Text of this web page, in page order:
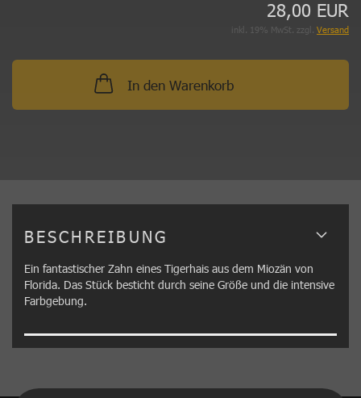
28,00 EUR
inkl. 19% MwSt. zzgl. Versand
In den Warenkorb
BESCHREIBUNG
Ein fantastischer Zahn eines Tigerhais aus dem Miozän von
Florida. Das Stück besticht durch seine Größe und die intensive
Farbgebung.